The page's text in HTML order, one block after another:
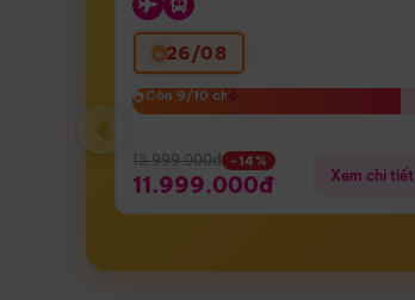
26/08
Còn 9/10 chỗ
Còn 9/10 chỗ
13.999.000đ -14%
11.999.000đ Xem chi tiết
‹